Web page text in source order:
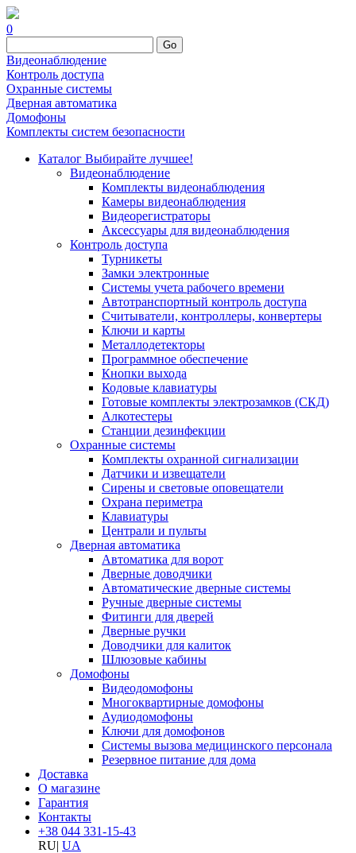
0
Go
Видеонаблюдение
Контроль доступа
Охранные системы
Дверная автоматика
Домофоны
Комплекты систем безопасности
Каталог Выбирайте лучшее!
Видеонаблюдение
Комплекты видеонаблюдения
Камеры видеонаблюдения
Видеорегистраторы
Аксессуары для видеонаблюдения
Контроль доступа
Турникеты
Замки электронные
Системы учета рабочего времени
Автотранспортный контроль доступа
Считыватели, контроллеры, конвертеры
Ключи и карты
Металлодетекторы
Программное обеспечение
Кнопки выхода
Кодовые клавиатуры
Готовые комплекты электрозамков (СКД)
Алкотестеры
Станции дезинфекции
Охранные системы
Комплекты охранной сигнализации
Датчики и извещатели
Сирены и световые оповещатели
Охрана периметра
Клавиатуры
Централи и пульты
Дверная автоматика
Автоматика для ворот
Дверные доводчики
Автоматические дверные системы
Ручные дверные системы
Фитинги для дверей
Дверные ручки
Доводчики для калиток
Шлюзовые кабины
Домофоны
Видеодомофоны
Многоквартирные домофоны
Аудиодомофоны
Ключи для домофонов
Системы вызова медицинского персонала
Резервное питание для дома
Доставка
О магазине
Гарантия
Контакты
+38 044 331-15-43
RU| UA